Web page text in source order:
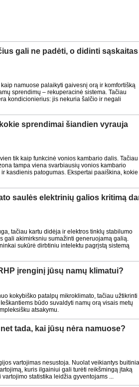
gali ne padėti, o didinti sąskaitas
namuose palaikyti gaivesnį orą ir komfortišką
sprendimų – rekuperacinė sistema. Tačiau
kondicionierius: jis nekuria šalčio ir negali
sprendimai šiandien vyrauja
tik kaip funkcinė vonios kambario dalis. Tačiau
tampa viena svarbiausių vonios kambario
kasdienis patogumas. Ekspertai paaiškina, kokie
saulės elektrinių galios kritimą
tačiau kartu didėja ir elektros tinklų stabilumo
gali akimirksniu sumažinti generuojamą galią.
sukūrė dirbtiniu intelektu pagrįstą sistemą
įrenginį jūsų namų klimatui?
kokybiško patalpų mikroklimato, tačiau užtikrinti
būdo suvaldyti namų orą visais metų
atsakymu.
tada, kai jūsų nėra namuose?
vartojimas nesustoja. Nuolat veikiantys
kuris ilgainiui gali turėti reikšmingą įtaką
statistika leidžia gyventojams ...